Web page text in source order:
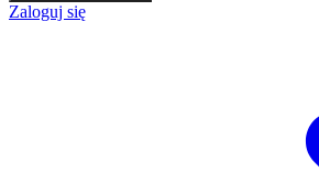
Zaloguj się